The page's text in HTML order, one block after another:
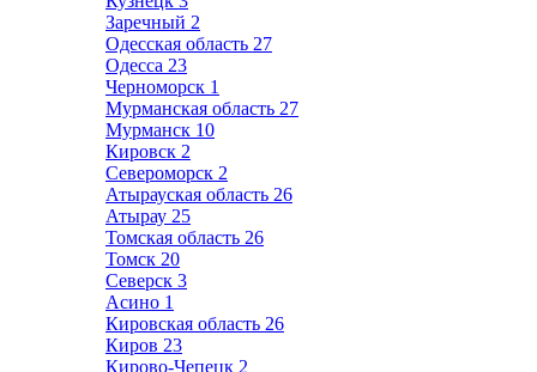
Заречный 2
Одесская область 27
Одесса 23
Черноморск 1
Мурманская область 27
Мурманск 10
Кировск 2
Североморск 2
Атырауская область 26
Атырау 25
Томская область 26
Томск 20
Северск 3
Асино 1
Кировская область 26
Киров 23
Кирово-Чепецк 2